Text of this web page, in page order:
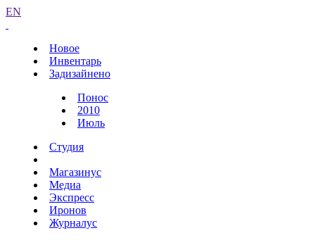
EN
Новое
Инвентарь
Задизайнено
Понос
2010
Июль
Студия
Магазинус
Медиа
Экспресс
Иронов
Журналус